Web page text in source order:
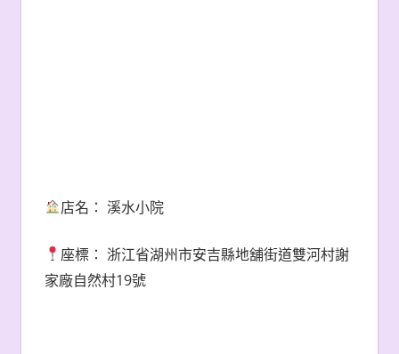
店名： 溪水小院
座標：
浙江省湖州市安吉縣地舖街道雙河村謝
家廠自然村19號